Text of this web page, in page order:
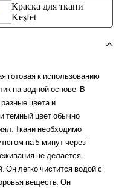
Краска для ткани
Keşfet
готовая к использованию
на водной основе. В
цвета и
темный цвет обычно
Ткани необходимо
на 5 минут через 1
не делается.
легко чистится водой с
веществ. Он